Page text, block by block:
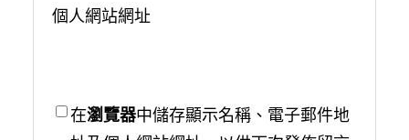
個人網站網址
在瀏覽器中儲存顯示名稱、電子郵件地